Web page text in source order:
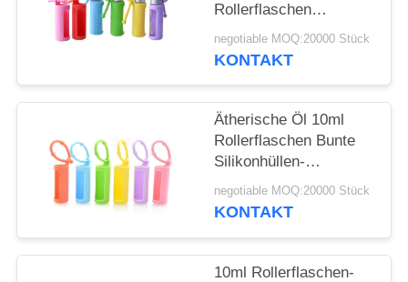
PRIVACY
Rollerflaschen
Tragbare, am Kabel
befestigte,
Schützende
Silikonhülle für Flasche
negotiable MOQ:20000 Stück
KONTAKT
Ätherische Öl 10ml
Rollerflaschen Bunte
Silikonhüllen-
Schutzhülle
Nachfüllbare
negotiable MOQ:20000 Stück
KONTAKT
10ml Rollerflaschen-